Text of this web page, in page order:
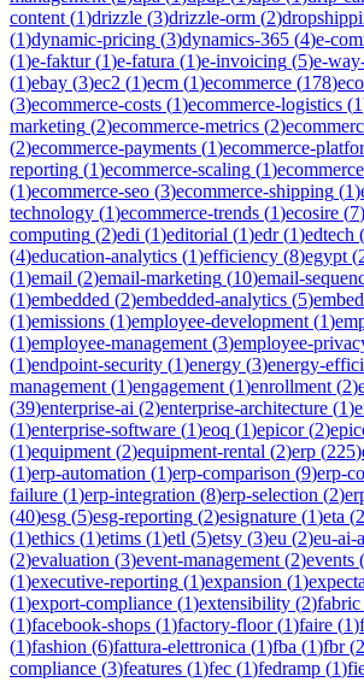
content (1)drizzle (3)drizzle-orm (2)
(1)dynamic-pricing (3)dynamics-365 (4)e-
(1)e-faktur(1)e-fatura (1)e-invoicing (5)e-
(1)ebay (3)ec2 (1)ecm (1)ecommerce (178)
(3)ecommerce-costs (1)ecommerce-logistics (1
marketing (2)ecommerce-metrics (2)
(2)ecommerce-payments (1)ecommerce-
reporting (1)ecommerce-scaling (1)
(1)ecommerce-seo (3)ecommerce-shipping (1)
technology (1)ecommerce-trends (1)ecosire (7)
computing (2)edi (1)editorial (1)edr(1)edtech (
(4)education-analytics (1)efficiency (8)egypt (
(1)email (2)email-marketing (10)email-
(1)embedded (2)embedded-analytics (5)
(1)emissions (1)employee-development (1)
(1)employee-management (3)employee-
(1)endpoint-security (1)energy (3)energy-
management (1)engagement (1)enrollment (2)
(39)enterprise-ai (2)enterprise-architecture (1)
(1)enterprise-software (1)eoq (1)epicor(2)
(1)equipment (2)equipment-rental (2)erp (225)
(1)erp-automation (1)erp-comparison (9)erp-
failure (1)erp-integration (8)erp-selection (2)
(40)esg (5)esg-reporting (2)esignature (1)eta (2
(1)ethics (1)etims (1)etl (5)etsy (3)eu (2)eu-ai-
(2)evaluation (3)event-management (2)events (
(1)executive-reporting (1)expansion (1)
(1)export-compliance (1)extensibility (2)fabric
(1)facebook-shops (1)factory-floor(1)faire (1)
(1)fashion (6)fattura-elettronica (1)fba (1)fbr(2
compliance (3)features (1)fec (1)fedramp (1)